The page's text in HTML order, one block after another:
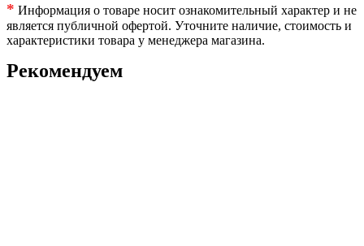
* Информация о товаре носит ознакомительный характер и не
является публичной офертой. Уточните наличие, стоимость и
характеристики товара у менеджера магазина.
Рекомендуем